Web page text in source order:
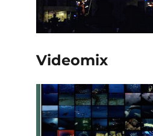
Videomix